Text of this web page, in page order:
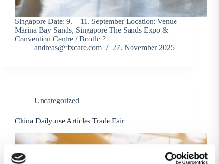
Singapore Date: 9. – 11. September Location: Venue
Marina Bay Sands, Singapore The Sands Expo &
Convention Centre / Booth: ?
andreas@rfxcare.com
27. November 2025
Uncategorized
China Daily-use Articles Trade Fair